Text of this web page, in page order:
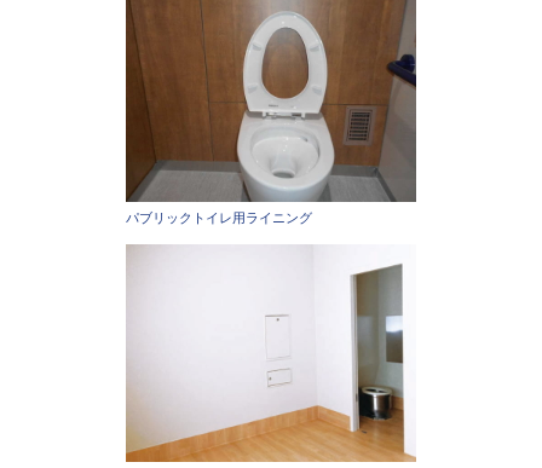
パブリックトイレ用ライニング